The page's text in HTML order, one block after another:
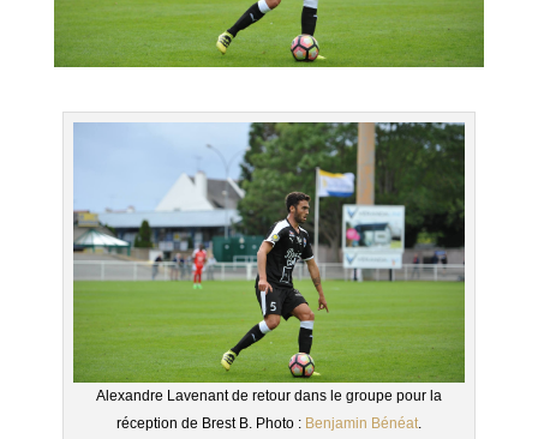
Alexandre Lavenant de retour dans le groupe pour la
réception de Brest B. Photo : Benjamin Bénéat.